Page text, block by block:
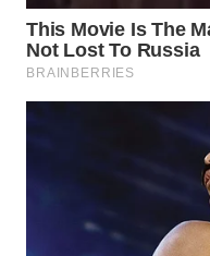
MASYARAKAT
KELISTRIKAN